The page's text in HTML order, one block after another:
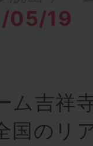
05/19
ム吉祥
国のリ